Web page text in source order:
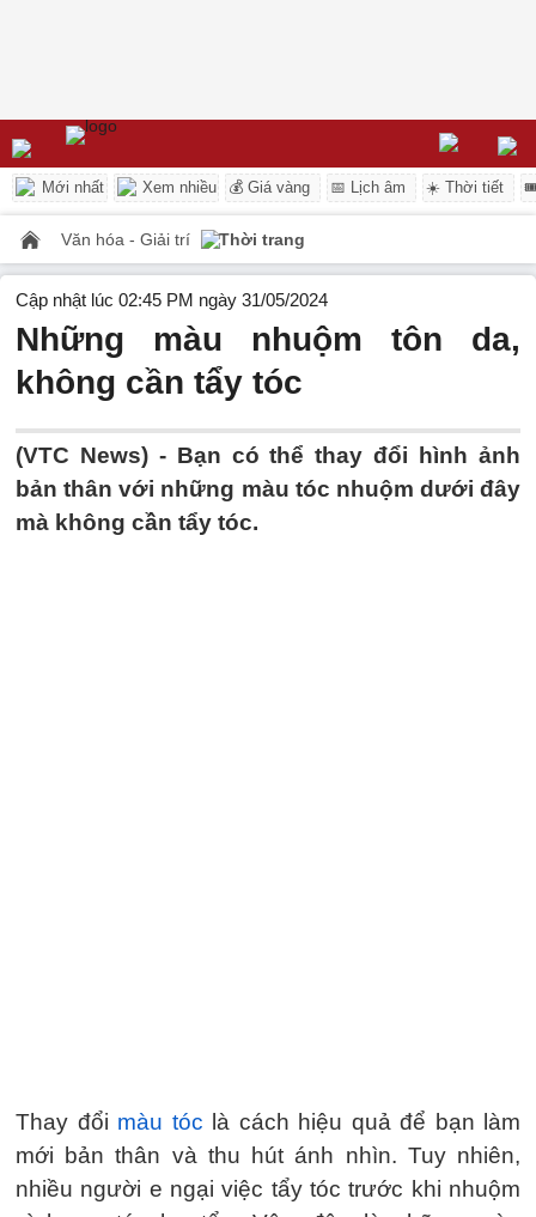
Mới nhất Xem nhiều 💰 Giá vàng 📅 Lịch âm ☀️ Thời tiết
Văn hóa - Giải trí Thời trang
Cập nhật lúc 02:45 PM ngày 31/05/2024
Những màu nhuộm tôn da,
không cần tẩy tóc
(VTC News) - Bạn có thể thay đổi hình ảnh
bản thân với những màu tóc nhuộm dưới đây
mà không cần tẩy tóc.
Thay đổi màu tóc là cách hiệu quả để bạn làm
mới bản thân và thu hút ánh nhìn. Tuy nhiên,
nhiều người e ngại việc tẩy tóc trước khi nhuộm